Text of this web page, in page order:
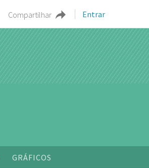
Compartilhar Entrar
GRÁFICOS